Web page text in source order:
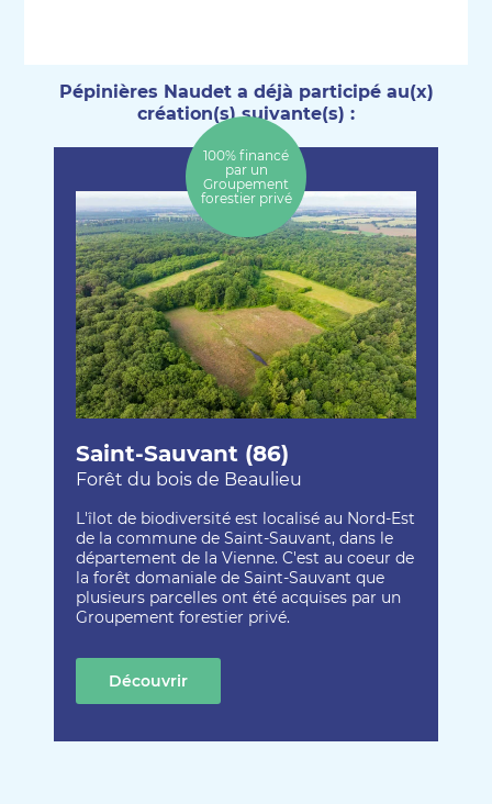
Pépinières Naudet a déjà participé au(x)
création(s) suivante(s) :
Saint-Sauvant (86)
Forêt du bois de Beaulieu
L'îlot de biodiversité est localisé au Nord-Est
de la commune de Saint-Sauvant, dans le
département de la Vienne. C'est au coeur de
la forêt domaniale de Saint-Sauvant que
plusieurs parcelles ont été acquises par un
Groupement forestier privé.
100% financé
par un
Groupement
forestier privé
Découvrir